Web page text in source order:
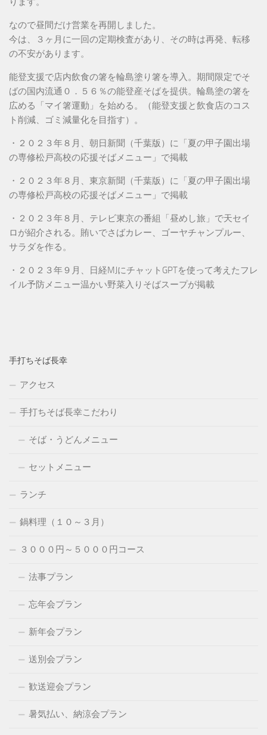
なので昼間だけ営業を再開しました。
今は、３ヶ月に一回の定期検査があり、その時は再発、転移
の不安があります。
能登支援で店内飲食の箸を輪島塗り箸を導入。期間限定でそ
ばの国内流通０．５６％の能登産そばを提供。輪島塗の箸を
広める「マイ箸運動」を始める。（能登支援と飲食店のコス
ト削減、ゴミ減量化を目指す）。
・２０２３年８月、朝日新聞（千葉版）に「夏の甲子園出場
の専修松戸高校の応援そばメニュー」で掲載
・２０２３年８月、東京新聞（千葉版）に「夏の甲子園出場
の専修松戸高校の応援そばメニュー」で掲載
・２０２３年８月、テレビ東京の番組「昼めし旅」で天セイ
ロが紹介される。賄いでさばカレー、ゴーヤチャンプルー、
サラダを作る。
・２０２３年９月、日経MJにチャットGPTを使って考えたフレ
イル予防メニュー温かい野菜入りそばスープが掲載
手打ちそば長幸
アクセス
手打ちそば長幸こだわり
そば・うどんメニュー
セットメニュー
ランチ
鍋料理（１０～３月）
３０００円～５０００円コース
法事プラン
忘年会プラン
新年会プラン
送別会プラン
歓送迎会プラン
暑気払い、納涼会プラン